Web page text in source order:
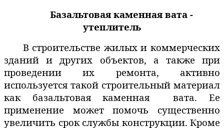
Базальтовая каменная вата -
утеплитель
В строительстве жилых и коммерческих
зданий и других объектов, а также при
проведении их ремонта, активно
используется такой строительный материал
как базальтовая каменная вата. Ее
применение может помочь существенно
увеличить срок службы конструкции. Кроме